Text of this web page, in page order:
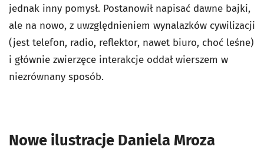
jednak inny pomysł. Postanowił napisać dawne bajki,
ale na nowo, z uwzględnieniem wynalazków cywilizacji
(jest telefon, radio, reflektor, nawet biuro, choć leśne)
i głównie zwierzęce interakcje oddał wierszem w
niezrównany sposób.
Nowe ilustracje Daniela Mroza